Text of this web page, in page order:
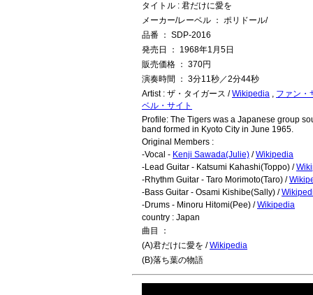
タイトル : 君だけに愛を
メーカー/レーベル ： ポリドール/
品番 ： SDP-2016
発売日 ： 1968年1月5日
販売価格 ： 370円
演奏時間 ： 3分11秒／2分44秒
Artist : ザ・タイガース /Wikipedia , ファン・
ベル・サイト
Profile: The Tigers was a Japanese group
band formed in Kyoto City in June 1965.
Original Members :
-Vocal - Kenji Sawada(Julie) /Wikipedia
-Lead Guitar - Katsumi Kahashi(Toppo) /
-Rhythm Guitar - Taro Morimoto(Taro) /
-Bass Guitar - Osami Kishibe(Sally) /
-Drums - Minoru Hitomi(Pee) /Wikipedia
country : Japan
曲目 ：
(A)君だけに愛を /Wikipedia
(B)落ち葉の物語